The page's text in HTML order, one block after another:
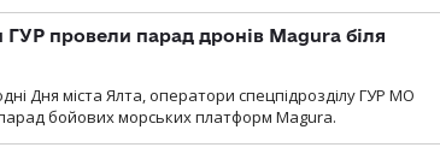
провели парад дронів Magura біля
Дня міста Ялта, оператори спецпідрозділу ГУР МО
бойових морських платформ Magura.